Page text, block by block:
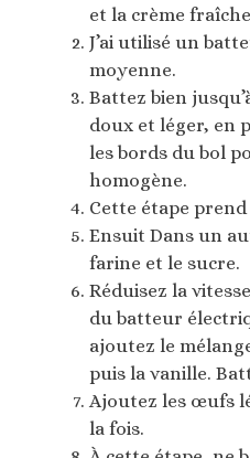
et la crème
J’ai utilisé un
moyenne.
Battez bien
doux et léger, en
les bords du bol
homogène.
Cette étape
Ensuit Dans un
farine et le sucre.
Réduisez la
du batteur
ajoutez le
puis la vanille.
Ajoutez les œufs
la fois.